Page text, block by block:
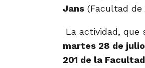
Jans (Facultad de
La actividad, que
martes 28 de
201 de la